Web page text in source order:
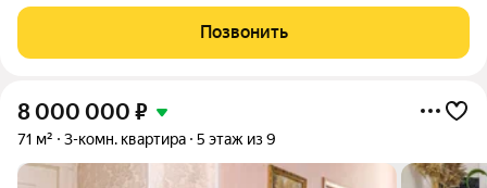
коротким и безопасным. Выход из дома и вы на остановке:
самые востребованные автобусные
Позвонить
8 000 000 ₽
71 м² 3-комн. квартира 5 этаж из 9